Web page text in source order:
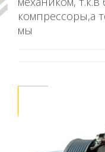
компрессоры,а
мы